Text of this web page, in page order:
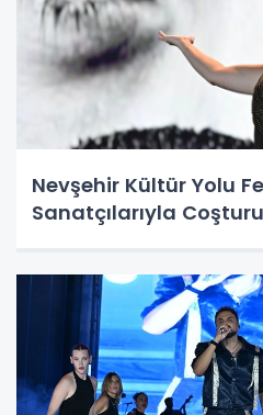
Nevşehir Kültür Yolu
Sanatçılarıyla